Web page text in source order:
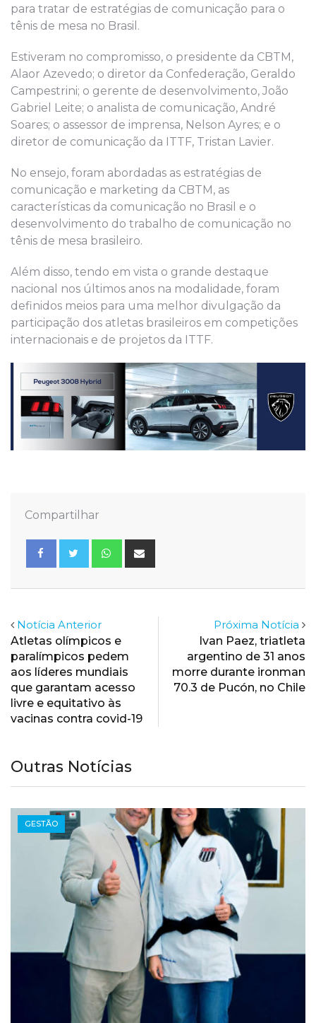
para tratar de estratégias de comunicação para o
tênis de mesa no Brasil.
Estiveram no compromisso, o presidente da CBTM,
Alaor Azevedo; o diretor da Confederação, Geraldo
Campestrini; o gerente de desenvolvimento, João
Gabriel Leite; o analista de comunicação, André
Soares; o assessor de imprensa, Nelson Ayres; e o
diretor de comunicação da ITTF, Tristan Lavier.
No ensejo, foram abordadas as estratégias de
comunicação e marketing da CBTM, as
características da comunicação no Brasil e o
desenvolvimento do trabalho de comunicação no
tênis de mesa brasileiro.
Além disso, tendo em vista o grande destaque
nacional nos últimos anos na modalidade, foram
definidos meios para uma melhor divulgação da
participação dos atletas brasileiros em competições
internacionais e de projetos da ITTF.
Compartilhar
Whatsapp
Notícia Anterior
Atletas olímpicos e
paralímpicos pedem
aos líderes mundiais
que garantam acesso
livre e equitativo às
vacinas contra covid-19
Próxima Notícia
Ivan Paez, triatleta
argentino de 31 anos
morre durante ironman
70.3 de Pucón, no Chile
Outras Notícias
GESTÃO